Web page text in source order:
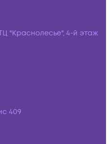
"Краснолесье", 4-й этаж
409